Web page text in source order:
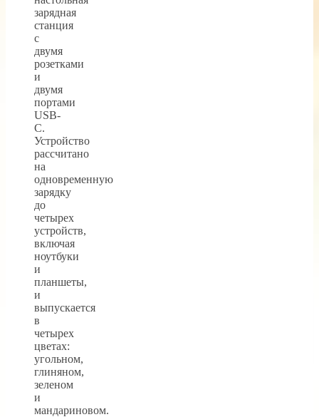
зарядная
станция
с
двумя
розетками
и
двумя
портами
USB-
C.
Устройство
рассчитано
на
одновременную
зарядку
до
четырех
устройств,
включая
ноутбуки
и
планшеты,
и
выпускается
в
четырех
цветах:
угольном,
глиняном,
зеленом
и
мандариновом.